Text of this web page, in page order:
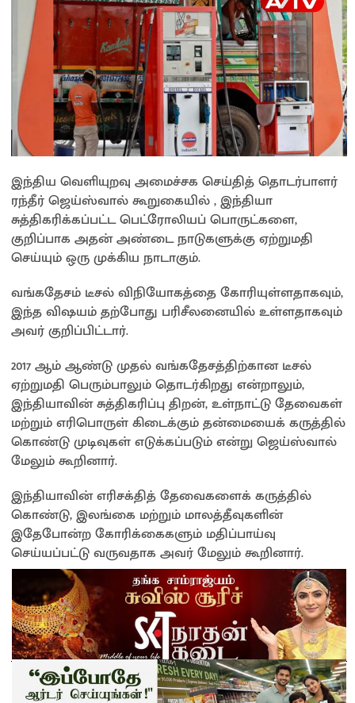
இந்திய வெளியுறவு அமைச்சக செய்தித் தொடர்பாளர்
ரந்தீர் ஜெய்ஸ்வால் கூறுகையில் , இந்தியா
சுத்திகரிக்கப்பட்ட பெட்ரோலியப் பொருட்களை,
குறிப்பாக அதன் அண்டை நாடுகளுக்கு ஏற்றுமதி
செய்யும் ஒரு முக்கிய நாடாகும்.
வங்கதேசம் டீசல் விநியோகத்தை கோரியுள்ளதாகவும்,
இந்த விஷயம் தற்போது பரிசீலனையில் உள்ளதாகவும்
அவர் குறிப்பிட்டார்.
2017 ஆம் ஆண்டு முதல் வங்கதேசத்திற்கான டீசல்
ஏற்றுமதி பெரும்பாலும் தொடர்கிறது என்றாலும்,
இந்தியாவின் சுத்திகரிப்பு திறன், உள்நாட்டு தேவைகள்
மற்றும் எரிபொருள் கிடைக்கும் தன்மையைக் கருத்தில்
கொண்டு முடிவுகள் எடுக்கப்படும் என்று ஜெய்ஸ்வால்
மேலும் கூறினார்.
இந்தியாவின் எரிசக்தித் தேவைகளைக் கருத்தில்
கொண்டு, இலங்கை மற்றும் மாலத்தீவுகளின்
இதேபோன்ற கோரிக்கைகளும் மதிப்பாய்வு
செய்யப்பட்டு வருவதாக அவர் மேலும் கூறினார்.